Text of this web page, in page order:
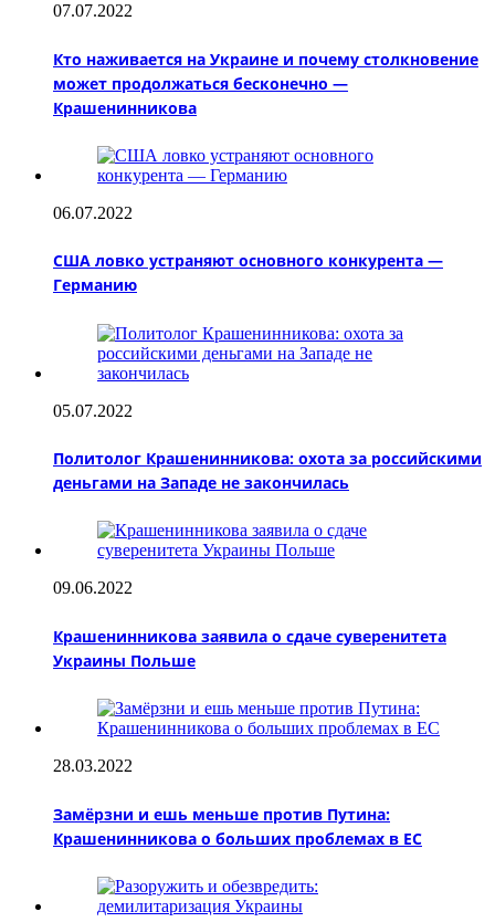
07.07.2022
Кто наживается на Украине и почему столкновение
может продолжаться бесконечно —
Крашенинникова
06.07.2022
США ловко устраняют основного конкурента —
Германию
05.07.2022
Политолог Крашенинникова: охота за российскими
деньгами на Западе не закончилась
09.06.2022
Крашенинникова заявила о сдаче суверенитета
Украины Польше
28.03.2022
Замёрзни и ешь меньше против Путина:
Крашенинникова о больших проблемах в ЕС